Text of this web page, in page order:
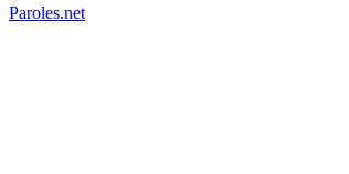
Paroles.net